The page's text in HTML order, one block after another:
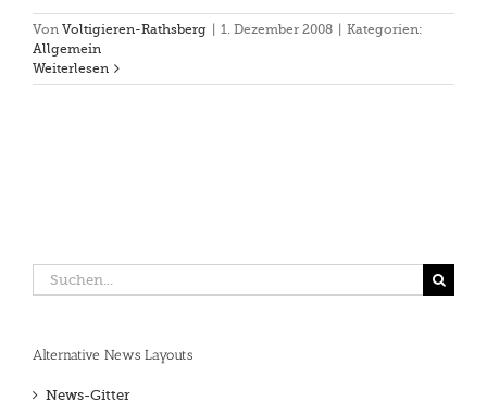
Von Voltigieren-Rathsberg 1. Dezember 2008
Kategorien:
Allgemein
Weiterlesen
Suche
nach:
Alternative News Layouts
News-Gitter